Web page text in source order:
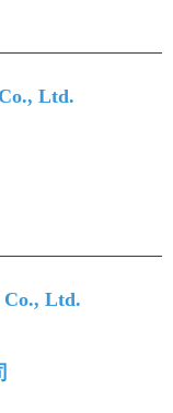
Ltd.
Co., Ltd.